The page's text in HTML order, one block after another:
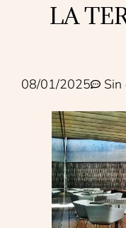
LA
08/01/2025 Sin